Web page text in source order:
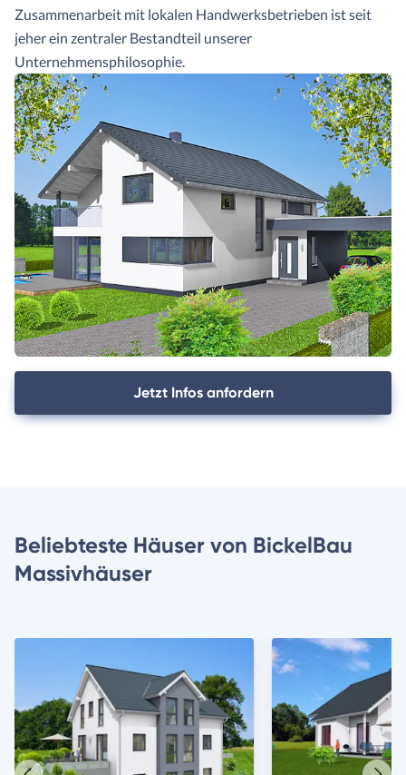
Zusammenarbeit mit lokalen Handwerksbetrieben ist seit
jeher ein zentraler Bestandteil unserer
Unternehmensphilosophie.
Jetzt Infos anfordern
Beliebteste Häuser von BickelBau
Massivhäuser